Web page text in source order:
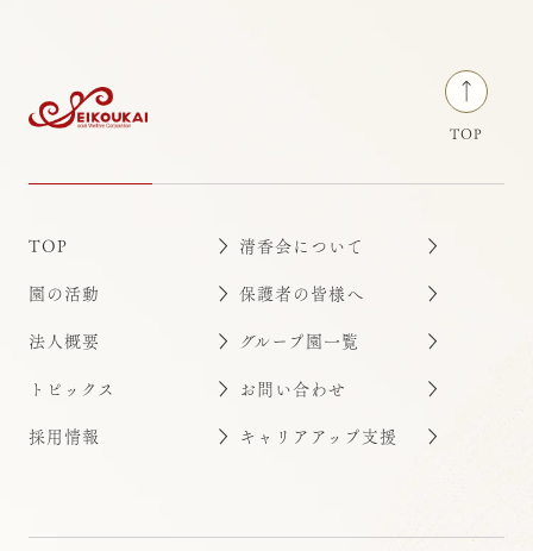
TOP
TOP 清香会について
園の活動 保護者の皆様へ
法人概要 グループ園一覧
トピックス お問い合わせ
採用情報 キャリアアップ支援